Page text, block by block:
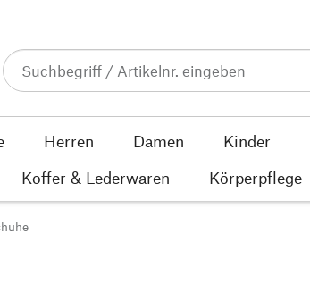
Herren Damen Kinder
Koffer & Lederwaren Körperpflege